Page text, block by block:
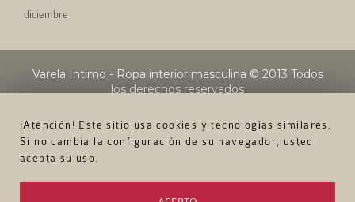
¡Atención! Este sitio usa cookies y tecnologías similares.
Si no cambia la configuración de su navegador, usted
acepta su uso.
diciembre
Varela Intimo - Ropa interior masculina © 2013 Todos
los derechos reservados